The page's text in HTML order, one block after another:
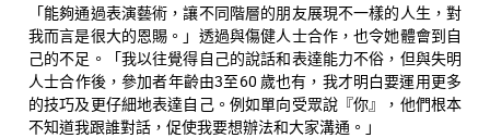
「能夠通過表演藝術，讓不同階層的朋友展現不一樣的人生，對
我而言是很大的恩賜。」透過與傷健人士合作，也令她體會到自
己的不足。「我以往覺得自己的說話和表達能力不俗，但與失明
人士合作後，參加者年齡由3至60 歲也有，我才明白要運用更多
的技巧及更仔細地表達自己。例如單向受眾說『你』，他們根本
不知道我跟誰對話，促使我要想辦法和大家溝通。」